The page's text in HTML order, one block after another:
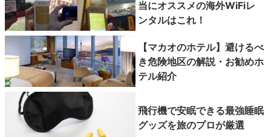
当にオススメの海外WiFiレ
ンタルはこれ！
【マカオのホテル】避けるべ
き危険地区の解説・お勧めホ
テル紹介
飛行機で安眠できる最強睡眠
グッズを旅のプロが厳選